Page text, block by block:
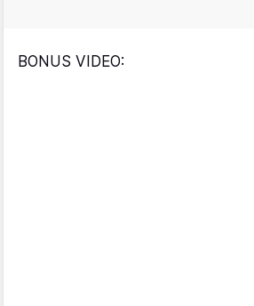
BONUS VIDEO: